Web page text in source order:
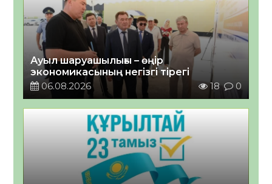
Ауыл шаруашылығы – өңір
экономикасының негізгі тірегі
06.08.2026
18 0